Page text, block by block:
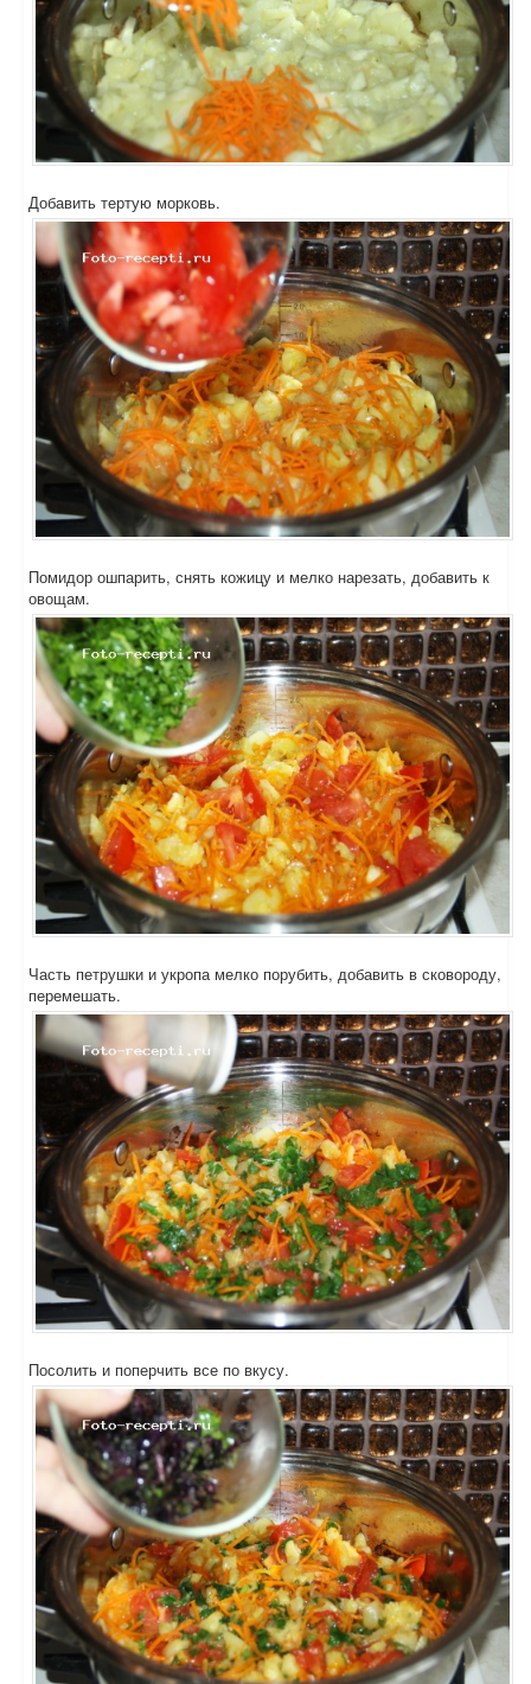
Добавить тертую морковь.
Помидор ошпарить, снять кожицу и мелко нарезать, добавить к
овощам.
Часть петрушки и укропа мелко порубить, добавить в сковороду,
перемешать.
Посолить и поперчить все по вкусу.